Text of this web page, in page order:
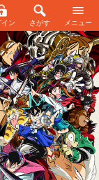
イン さがす メニュー